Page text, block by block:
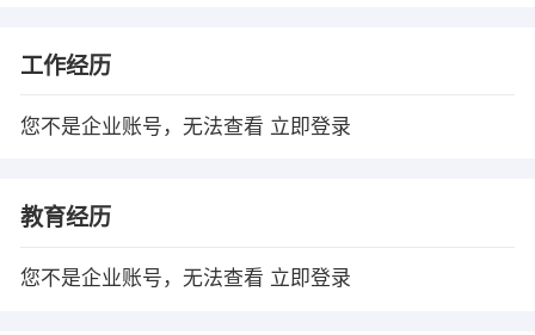
工作经历
您不是企业账号，无法查看 立即登录
教育经历
您不是企业账号，无法查看 立即登录